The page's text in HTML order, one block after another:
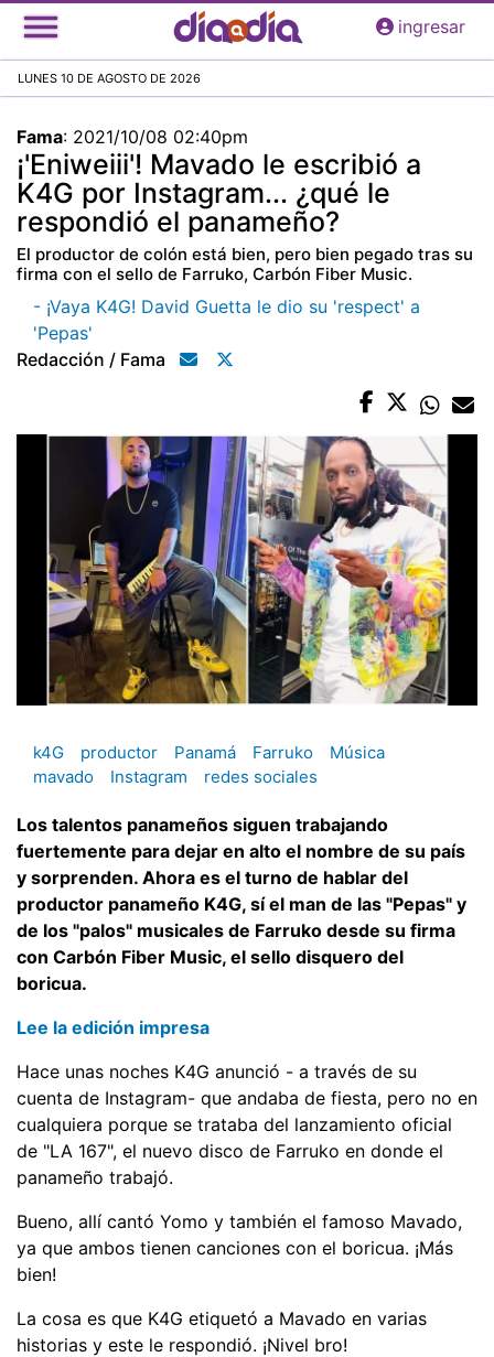
Pasar
al
principal
ingresar
LUNES 10 DE AGOSTO DE 2026
Fama: 2021/10/08 02:40pm
¡'Eniweiii'! Mavado le escribió a
K4G por Instagram... ¿qué le
respondió el panameño?
El productor de colón está bien, pero bien pegado tras su
firma con el sello de Farruko, Carbón Fiber Music.
- ¡Vaya K4G! David Guetta le dio su 'respect' a
'Pepas'
Redacción / Fama
k4G productor Panamá Farruko
Música
mavado
Instagram redes sociales
Los talentos panameños siguen trabajando
fuertemente para dejar en alto el nombre de su país
y sorprenden. Ahora es el turno de hablar del
productor panameño K4G, sí el man de las "Pepas" y
de los "palos" musicales de Farruko desde su firma
con Carbón Fiber Music, el sello disquero del
boricua.
Lee la edición impresa
Hace unas noches K4G anunció - a través de su
cuenta de Instagram- que andaba de fiesta, pero no en
cualquiera porque se trataba del lanzamiento oficial
de "LA 167", el nuevo disco de Farruko en donde el
panameño trabajó.
Bueno, allí cantó Yomo y también el famoso Mavado,
ya que ambos tienen canciones con el boricua. ¡Más
bien!
La cosa es que K4G etiquetó a Mavado en varias
historias y este le respondió. ¡Nivel bro!